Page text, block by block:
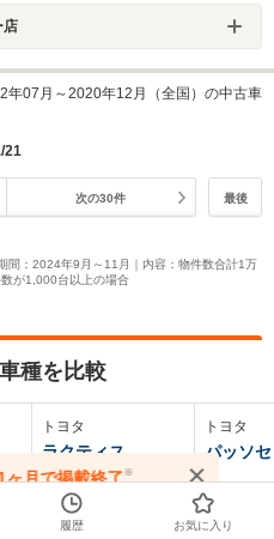
店
年07月～2020年12月（全国）の中古車
/21
次の30件 最後
間：2024年9月～11月｜内容：物件数合計1万
が1,000台以上の場合
種を比較
トヨタ
ラクティス
トヨタ
パッソ
ヶ月で掲載終了※
合わせください
履歴 お気に入り